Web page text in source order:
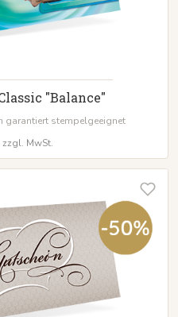
"Balance"
garantiert stempelgeeignet
zzgl. MwSt.